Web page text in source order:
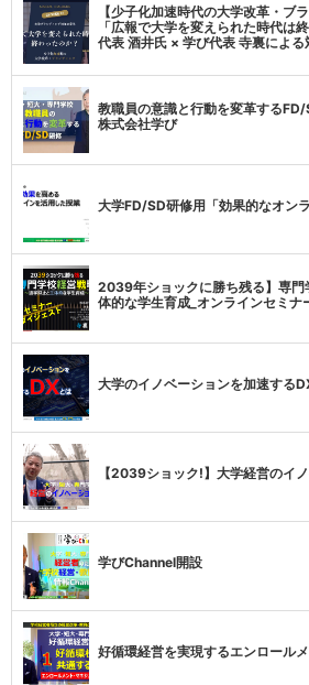
【少子化加速時代の大学改革・ブ
「広報で大学を変えられた時代は
代表 酒井氏 × 学び代表 寺裏による
教職員の意識と行動を変革するFD/
株式会社学び
大学FD/SD研修用「効果的なオン
2039年ショックに勝ち残る】専門
体的な学生育成_オンラインセミナ
大学のイノベーションを加速する
【2039ショック!】大学経営のイ
学びChannel開設
好循環経営を実現するエンロール